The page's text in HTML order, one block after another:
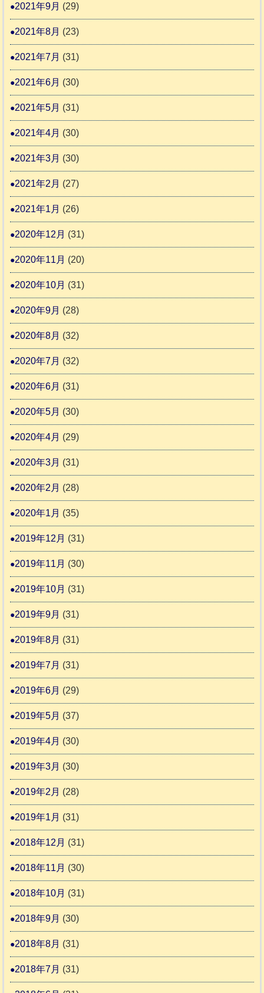
2021年9月 (29)
2021年8月 (23)
2021年7月 (31)
2021年6月 (30)
2021年5月 (31)
2021年4月 (30)
2021年3月 (30)
2021年2月 (27)
2021年1月 (26)
2020年12月 (31)
2020年11月 (20)
2020年10月 (31)
2020年9月 (28)
2020年8月 (32)
2020年7月 (32)
2020年6月 (31)
2020年5月 (30)
2020年4月 (29)
2020年3月 (31)
2020年2月 (28)
2020年1月 (35)
2019年12月 (31)
2019年11月 (30)
2019年10月 (31)
2019年9月 (31)
2019年8月 (31)
2019年7月 (31)
2019年6月 (29)
2019年5月 (37)
2019年4月 (30)
2019年3月 (30)
2019年2月 (28)
2019年1月 (31)
2018年12月 (31)
2018年11月 (30)
2018年10月 (31)
2018年9月 (30)
2018年8月 (31)
2018年7月 (31)